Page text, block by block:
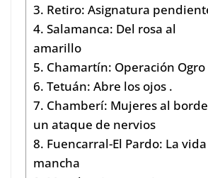
3. Retiro: Asignatura
4. Salamanca: Del rosa al
amarillo
5. Chamartín: Operación Ogro
6. Tetuán: Abre los ojos .
7. Chamberí: Mujeres al
un ataque de nervios
8. Fuencarral-El Pardo: La vida
mancha